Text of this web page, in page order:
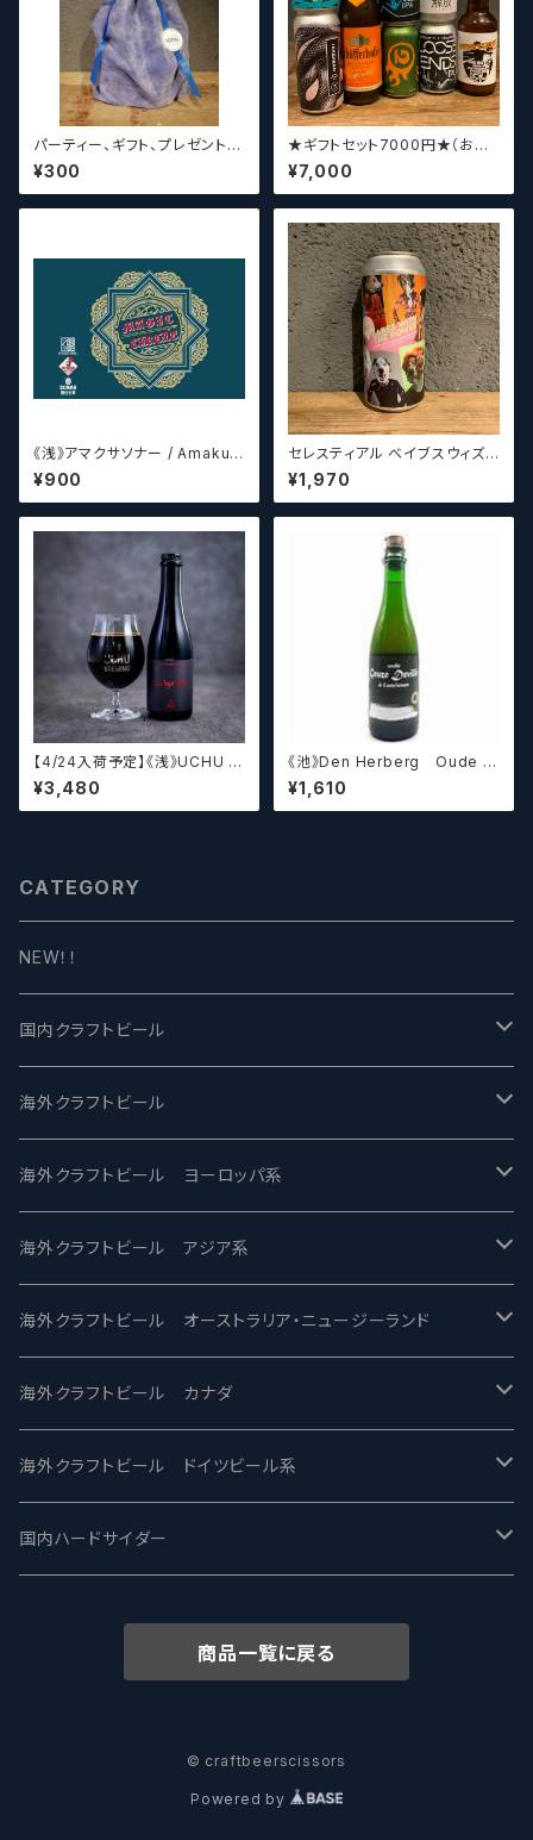
パーティー、ギフト、プレゼント、
お中元、お歳暮、結婚祝い等の
贈り物やお祝いに！
¥300
★ギフトセット7000円★（お好
みに合わせて5～8本チョイスさ
せていただきます）【クラフトビー
ル】
¥7,000
《浅》アマクサソナー / Amakus
a sonar MAGIC CIRCLE 【ク
ラフトビールシザーズ】
¥900
セレスティアル ベイブスウィズ
ザパワー / Celestial Beerwo
rks Babes With the Power
¥1,970
【4/24入荷予定】《浅》UCHU B
REWING LabyrinthN【クラフト
ビール】
¥3,480
《池》Den Herberg Oude G
euze Deville a L'acienne
デンヘルベルグ
¥1,610
CATEGORY
NEW！！
国内クラフトビール
UCHU BREWING -うちゅうブルーイング
バテレ -VERTERE
2nd Story Ale Works -セカンドストーリー
ビアへるん - Beer Hearn
忽布古丹醸造 - HOP KOTAN
ワイマーケットブルーイング Y.Market Brewing
志賀高原ビール - SIGAKOGEN
箕面ビール - MINOH BEER
サンクトガーレン - Sankt Gallen
海外クラフトビール
Modern Times モダンタイムズ
Maui マウイ
Toppling Goliath トップリンゴライアス
Fair State フェアステイト
Lagunitas ラグニタス
FirestoneWalker ファイアストーン
Mikkeller ミッケラー
Hop Nation ホップネーション
海外クラフトビール ヨーロッパ系
UnBarred -アンバード
SAIREN /サイレン
ワイルドチャイルド - Wilde Child
BrewDog Brewery - ブリュードッグ
The Flying Inn / ザ フライイング イン
Lambiek Fabriek - ファブリーク
海外クラフトビール アジア系
gweilo-鬼佬 グウァイロ
Heart Of Darkness - ハートオブダークネス
Carbon brews -カーボン
TAIHU - タイフー
Behemoth - ベヒーモス
海外クラフトビール オーストラリア・ニュージーランド
ROCKY RIDGE - ロッキーリッジ
BODRIGGY BREWING ボッドリッジー
CO-CONSPIRATORS コ・コンスピレーターズ
Deep Creek Brewing Co.
8 Wired エイトワイアード
海外クラフトビール カナダ
Jackie O's ジャッキーオーズ
Westbrook ウェストブルック
Strathcona ストラスコナ
ODIN BREWING オディン
海外クラフトビール ドイツビール系
Karmeliten カーメリテン
Früh フリュー
国内ハードサイダー
商品一覧に戻る
© craftbeerscissors
Powered by